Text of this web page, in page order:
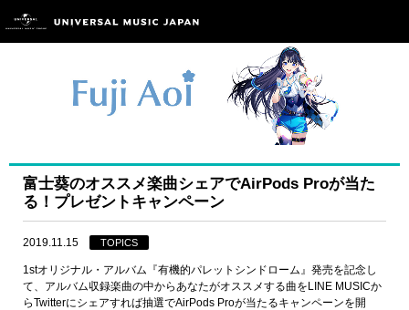
富士葵のオススメ楽曲シェアでAirPods Proが当た
る！プレゼントキャンペーン
2019.11.15 TOPICS
1stオリジナル・アルバム『有機的パレットシンドローム』発売を記念し
て、アルバム収録楽曲の中からあなたがオススメする曲をLINE MUSICか
らTwitterにシェアすれば抽選でAirPods Proが当たるキャンペーンを開